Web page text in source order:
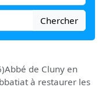
Chercher
de Cluny en
à restaurer les